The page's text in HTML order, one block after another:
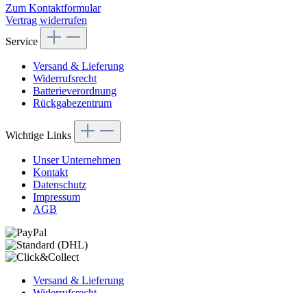
Zum Kontaktformular
Vertrag widerrufen
Service
Versand & Lieferung
Widerrufsrecht
Batterieverordnung
Rückgabezentrum
Wichtige Links
Unser Unternehmen
Kontakt
Datenschutz
Impressum
AGB
Versand & Lieferung